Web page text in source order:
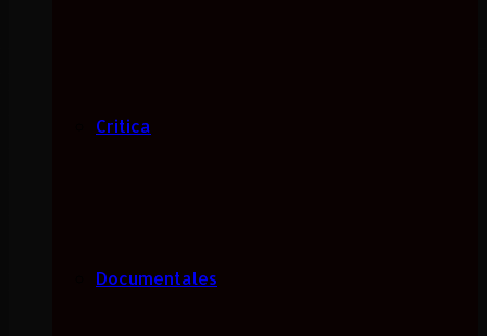
Critica
Documentales